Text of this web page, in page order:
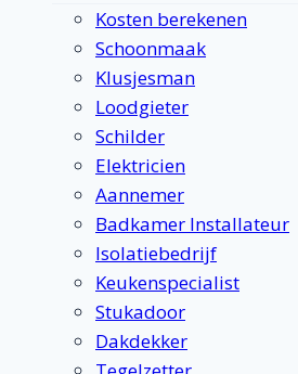
Kosten berekenen
Schoonmaak
Klusjesman
Loodgieter
Schilder
Elektricien
Aannemer
Badkamer Installateur
Isolatiebedrijf
Keukenspecialist
Stukadoor
Dakdekker